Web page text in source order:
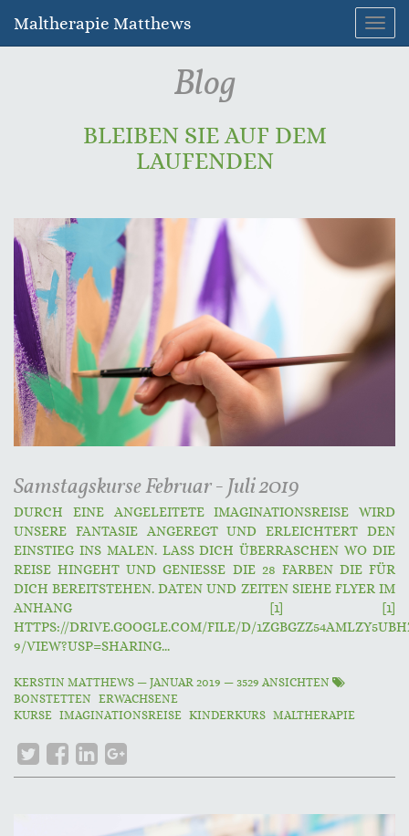
Maltherapie Matthews
Blog
BLEIBEN SIE AUF DEM
LAUFENDEN
Samstagskurse Februar - Juli 2019
DURCH EINE ANGELEITETE IMAGINATIONSREISE WIRD
UNSERE FANTASIE ANGEREGT UND ERLEICHTERT DEN
EINSTIEG INS MALEN. LASS DICH ÜBERRASCHEN WO DIE
REISE HINGEHT UND GENIESSE DIE 28 FARBEN DIE FÜR
DICH BEREITSTEHEN. DATEN UND ZEITEN SIEHE FLYER IM
ANHANG [1] [1]
HTTPS://DRIVE.GOOGLE.COM/FILE/D/
9/VIEW?USP=SHARING...
KERSTIN MATTHEWS — JANUAR 2019 — 3529 ANSICHTEN
BONSTETTEN ERWACHSENE
KURSE IMAGINATIONSREISE KINDERKURS MALTHERAPIE